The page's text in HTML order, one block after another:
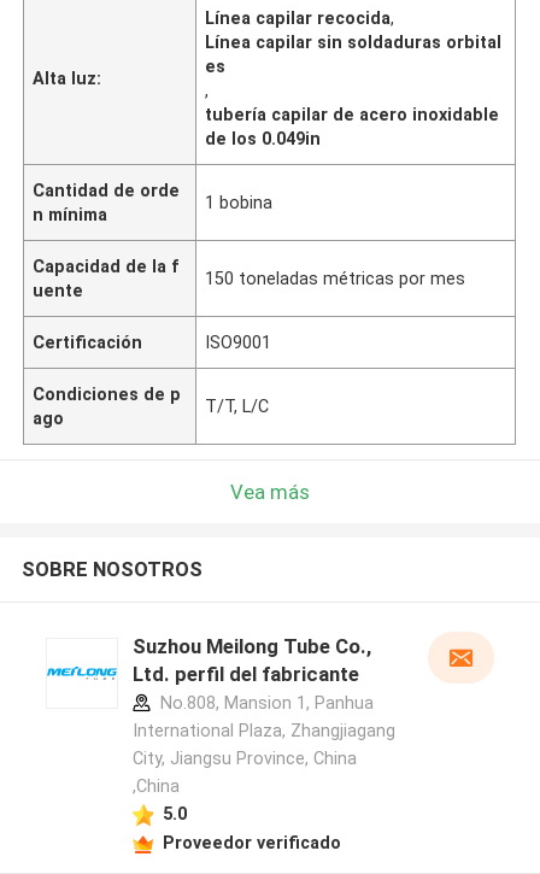
Alta luz:
Línea capilar recocida,
Línea capilar sin soldaduras orbital
es
,
tubería capilar de acero inoxidable
de los 0.049in
Cantidad de orde
n mínima
1 bobina
Capacidad de la f
uente
150 toneladas métricas por mes
Certificación ISO9001
Condiciones de p
ago
T/T, L/C
Vea más
SOBRE NOSOTROS
Suzhou Meilong Tube Co.,
Ltd. perfil del fabricante
No.808, Mansion 1, Panhua
International Plaza, Zhangjiagang
City, Jiangsu Province, China
,China
5.0
Proveedor verificado